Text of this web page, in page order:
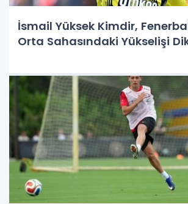
İsmail Yüksek Kimdir,
Orta Sahasındaki Yükselişi